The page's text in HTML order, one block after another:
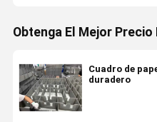
Obtenga El Mejor Precio
Cuadro de
duradero